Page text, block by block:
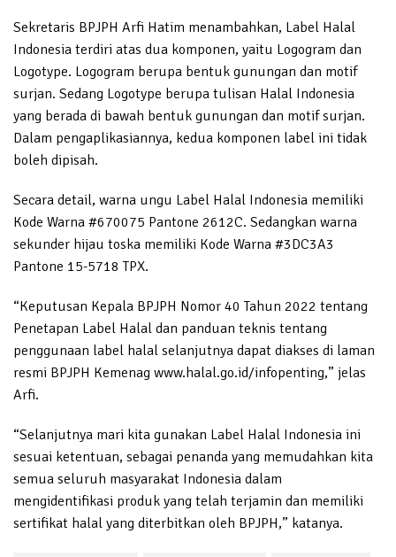
Sekretaris BPJPH Arfi Hatim menambahkan, Label Halal
Indonesia terdiri atas dua komponen, yaitu Logogram dan
Logotype. Logogram berupa bentuk gunungan dan motif
surjan. Sedang Logotype berupa tulisan Halal Indonesia
yang berada di bawah bentuk gunungan dan motif surjan.
Dalam pengaplikasiannya, kedua komponen label ini tidak
boleh dipisah.
Secara detail, warna ungu Label Halal Indonesia memiliki
Kode Warna #670075 Pantone 2612C. Sedangkan warna
sekunder hijau toska memiliki Kode Warna #3DC3A3
Pantone 15-5718 TPX.
“Keputusan Kepala BPJPH Nomor 40 Tahun 2022 tentang
Penetapan Label Halal dan panduan teknis tentang
penggunaan label halal selanjutnya dapat diakses di laman
resmi BPJPH Kemenag www.halal.go.id/infopenting,” jelas
Arfi.
“Selanjutnya mari kita gunakan Label Halal Indonesia ini
sesuai ketentuan, sebagai penanda yang memudahkan kita
semua seluruh masyarakat Indonesia dalam
mengidentifikasi produk yang telah terjamin dan memiliki
sertifikat halal yang diterbitkan oleh BPJPH,” katanya.